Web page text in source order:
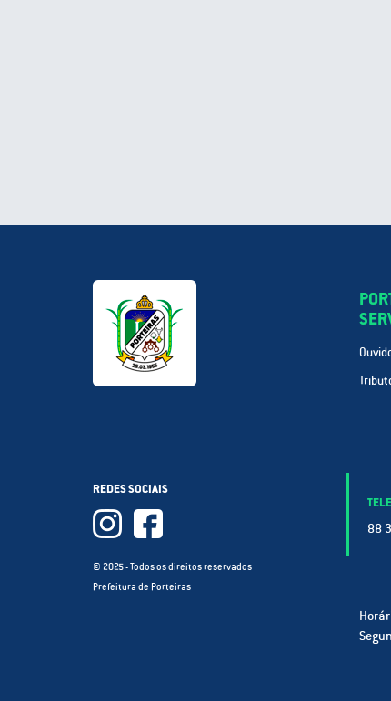
REDES SOCIAIS
© 2025 - Todos os direitos reservados
Prefeitura de Porteiras
88